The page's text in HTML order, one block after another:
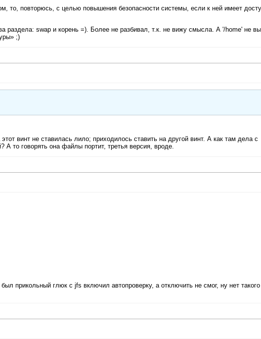
то, повторюсь, с целью повышения безопасности системы, если к ней имеет
раздела: swap и корень =). Более не разбивал, т.к. не вижу смысла. А '/home' не
;)
винт не ставилась лило; приходилось ставить на другой винт. А как там дела с
то говорять она файлы портит, третья версия, вроде.
прикольный глюк с jfs включил автопроверку, а отключить не смог, ну нет такого